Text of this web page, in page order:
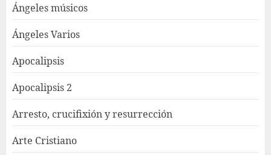
Ángeles músicos
Ángeles Varios
Apocalipsis
Apocalipsis 2
Arresto, crucifixión y resurrección
Arte Cristiano